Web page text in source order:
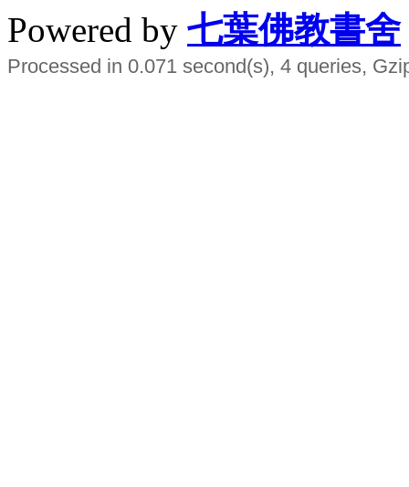
Powered by 七葉佛教書舍
Processed in 0.071 second(s), 4 queries,